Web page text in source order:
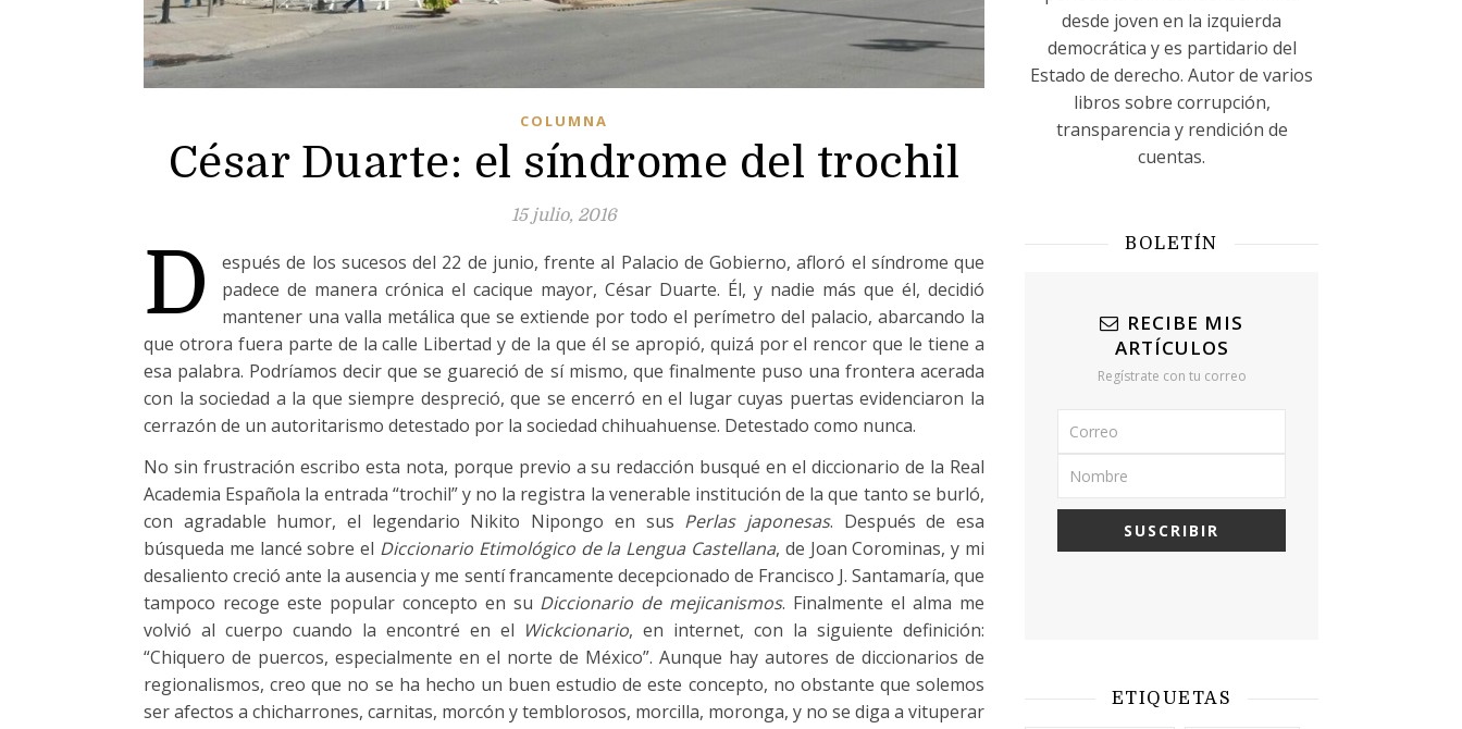
COLUMNA
César Duarte: el síndrome del trochil
15 julio, 2016
D
espués de los sucesos del 22 de junio, frente al Palacio de Gobierno, afloró el síndrome que
padece de manera crónica el cacique mayor, César Duarte. Él, y nadie más que él, decidió
mantener una valla metálica que se extiende por todo el perímetro del palacio, abarcando la
que otrora fuera parte de la calle Libertad y de la que él se apropió, quizá por el rencor que le tiene a
esa palabra. Podríamos decir que se guareció de sí mismo, que finalmente puso una frontera acerada
con la sociedad a la que siempre despreció, que se encerró en el lugar cuyas puertas evidenciaron la
cerrazón de un autoritarismo detestado por la sociedad chihuahuense. Detestado como nunca.
No sin frustración escribo esta nota, porque previo a su redacción busqué en el diccionario de la Real
Academia Española la entrada “trochil” y no la registra la venerable institución de la que tanto se burló,
con agradable humor, el legendario Nikito Nipongo en sus Perlas japonesas. Después de esa
búsqueda me lancé sobre el Diccionario Etimológico de la Lengua Castellana, de Joan Corominas, y mi
desaliento creció ante la ausencia y me sentí francamente decepcionado de Francisco J. Santamaría, que
tampoco recoge este popular concepto en su Diccionario de mejicanismos. Finalmente el alma me
volvió al cuerpo cuando la encontré en el Wickcionario, en internet, con la siguiente definición:
“Chiquero de puercos, especialmente en el norte de México”. Aunque hay autores de diccionarios de
regionalismos, creo que no se ha hecho un buen estudio de este concepto, no obstante que solemos
ser afectos a chicharrones, carnitas, morcón y temblorosos, morcilla, moronga, y no se diga a vituperar
desde joven en la izquierda
democrática y es partidario del
Estado de derecho. Autor de varios
libros sobre corrupción,
transparencia y rendición de
cuentas.
BOLETÍN
RECIBE MIS
ARTÍCULOS
Regístrate con tu correo
ETIQUETAS